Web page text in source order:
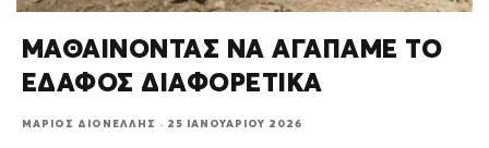
ΜΑΘΑΙΝΟΝΤΑΣ ΝΑ ΑΓΑΠΑΜΕ ΤΟ
ΕΔΑΦΟΣ ΔΙΑΦΟΡΕΤΙΚΑ
ΜΆΡΙΟΣ ΔΙΟΝΈΛΛΗΣ · 25 ΙΑΝΟΥΑΡΊΟΥ 2026